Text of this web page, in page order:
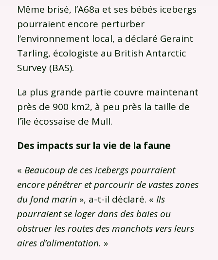
Même brisé, l’A68a et ses bébés icebergs
pourraient encore perturber
l’environnement local, a déclaré Geraint
Tarling, écologiste au British Antarctic
Survey (BAS).
La plus grande partie couvre maintenant
près de 900 km2, à peu près la taille de
l’île écossaise de Mull.
Des impacts sur la vie de la faune
« Beaucoup de ces icebergs pourraient
encore pénétrer et parcourir de vastes zones
du fond marin », a-t-il déclaré. « Ils
pourraient se loger dans des baies ou
obstruer les routes des manchots vers leurs
aires d’alimentation. »